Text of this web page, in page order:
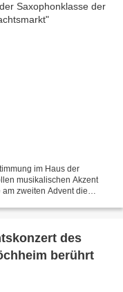
im Haus der
musikalischen Akzent
zweiten Advent die
des
berührt